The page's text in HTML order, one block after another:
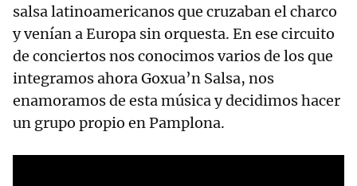
salsa latinoamericanos que cruzaban el charco
y venían a Europa sin orquesta. En ese circuito
de conciertos nos conocimos varios de los que
integramos ahora Goxua’n Salsa, nos
enamoramos de esta música y decidimos hacer
un grupo propio en Pamplona.